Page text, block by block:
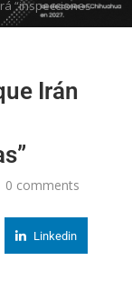
“inspecciones
Irán
0 comments
Linkedin